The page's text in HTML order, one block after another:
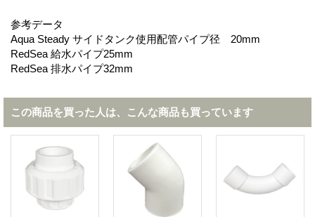
参考データ
Aqua Steady サイドタンク使用配管パイプ径 20mm
RedSea 給水パイプ25mm
RedSea 排水パイプ32mm
この商品を買った人は、こんな商品も買っています